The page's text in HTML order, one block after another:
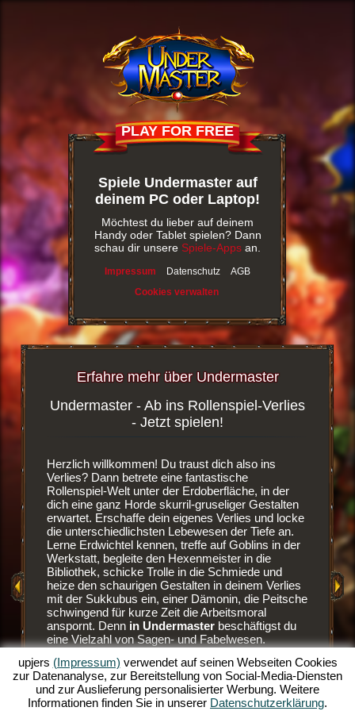
PLAY FOR FREE
Spiele Undermaster auf
deinem PC oder Laptop!
Möchtest du lieber auf deinem
Handy oder Tablet spielen? Dann
schau dir unsere Spiele-Apps an.
Impressum Datenschutz
AGB
Cookies verwalten
Erfahre mehr über Undermaster
du
Undermaster - Ab ins Rollenspiel-Verlies
- Jetzt spielen!
Herzlich willkommen! Du traust dich also ins
Verlies? Dann betrete eine fantastische
Rollenspiel-Welt unter der Erdoberfläche, in der
dich eine ganz Horde skurril-gruseliger Gestalten
erwartet. Erschaffe dein eigenes Verlies und locke
die unterschiedlichsten Lebewesen der Tiefe an.
Lerne Erdwichtel kennen, treffe auf Goblins in der
Werkstatt, begleite den Hexenmeister in die
Bibliothek, schicke Trolle in die Schmiede und
heize den schaurigen Gestalten in deinem Verlies
mit der Sukkubus ein, einer Dämonin, die Peitsche
schwingend für kurze Zeit die Arbeitsmoral
anspornt. Denn in Undermasterbeschäftigst du
eine Vielzahl von Sagen- und Fabelwesen.
und baue es über mehrere Ebenen aus.
Schmücke es mit tollen Items, baue die Räume
aus und illuminiere die düstere Szenerie mit bunten
Fackeln. Erlebe die Spieltiefen dieses
Es ist
den
dein
der
neue
Sobald
aber
und
es
lässt.
Monster
upjers (Impressum) verwendet auf seinen Webseiten Cookies
zur Datenanalyse, zur Bereitstellung von Social-Media-Diensten
und zur Auslieferung personalisierter Werbung. Weitere
Informationen finden Sie in unserer Datenschutzerklärung.